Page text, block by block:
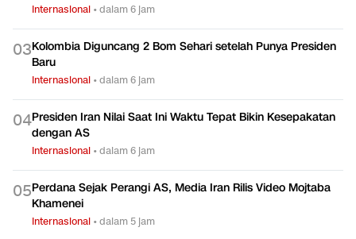
Internasional •dalam 6 jam
03Kolombia Diguncang 2 Bom Sehari setelah Punya Presiden
Baru
Internasional •dalam 6 jam
04Presiden Iran Nilai Saat Ini Waktu Tepat Bikin Kesepakatan
dengan AS
Internasional •dalam 6 jam
05Perdana Sejak Perangi AS, Media Iran Rilis Video Mojtaba
Khamenei
Internasional •dalam 5 jam